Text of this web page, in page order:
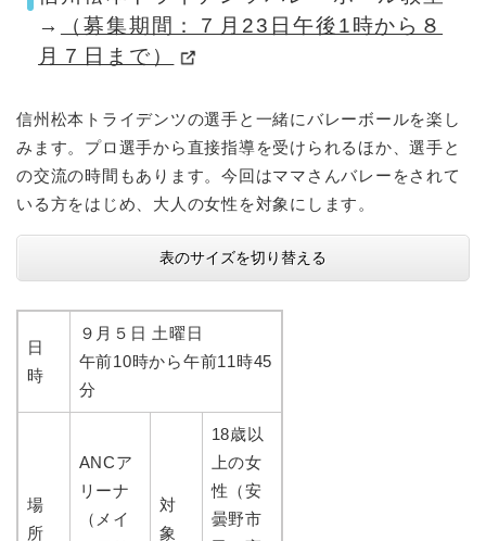
→
（募集期間：７月23日午後1時から８
月７日まで）
信州松本トライデンツの選手と一緒にバレーボールを楽し
みます。プロ選手から直接指導を受けられるほか、選手と
の交流の時間もあります。今回はママさんバレーをされて
いる方をはじめ、大人の女性を対象にします。
表のサイズを切り替える
日
時
９月５日 土曜日
午前10時から午前11時45
分
場
所
ANCア
リーナ
（メイ
対
象
18歳以
上の女
性（安
曇野市